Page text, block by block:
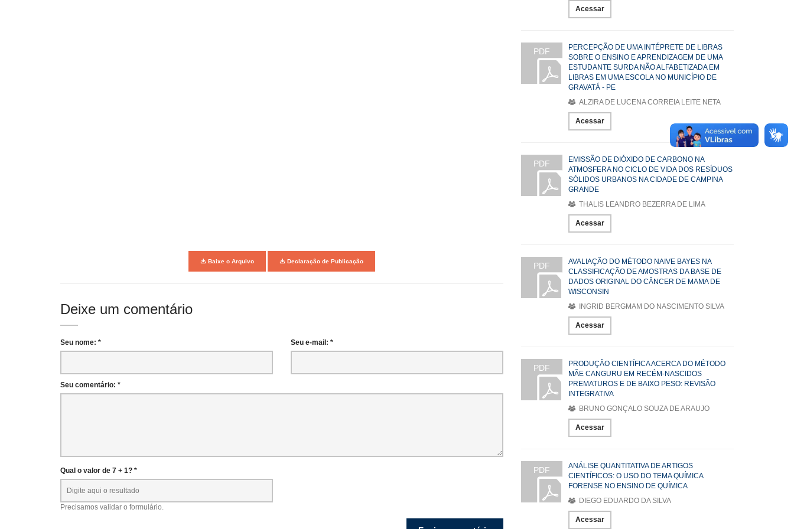
Baixe o Arquivo Declaração de Publicação
Deixe um comentário
Seu nome: * Seu e-mail: *
Seu comentário: *
Qual o valor de 7 + 1? *
Precisamos validar o formulário.
Acessar
PDF
PERCEPÇÃO DE UMA INTÉPRETE DE LIBRAS
SOBRE O ENSINO E APRENDIZAGEM DE UMA
ESTUDANTE SURDA NÃO ALFABETIZADA EM
LIBRAS EM UMA ESCOLA NO MUNICÍPIO DE
GRAVATÁ - PE
ALZIRA DE LUCENA CORREIA LEITE NETA
Acessar
PDF
EMISSÃO DE DIÓXIDO DE CARBONO NA
ATMOSFERA NO CICLO DE VIDA DOS RESÍDUOS
SÓLIDOS URBANOS NA CIDADE DE CAMPINA
GRANDE
THALIS LEANDRO BEZERRA DE LIMA
Acessar
PDF
AVALIAÇÃO DO MÉTODO NAIVE BAYES NA
CLASSIFICAÇÃO DE AMOSTRAS DA BASE DE
DADOS ORIGINAL DO CÂNCER DE MAMA DE
WISCONSIN
INGRID BERGMAM DO NASCIMENTO SILVA
Acessar
PDF
PRODUÇÃO CIENTÍFICA ACERCA DO MÉTODO
MÃE CANGURU EM RECÉM-NASCIDOS
PREMATUROS E DE BAIXO PESO: REVISÃO
INTEGRATIVA
BRUNO GONÇALO SOUZA DE ARAUJO
Acessar
PDF
ANÁLISE QUANTITATIVA DE ARTIGOS
CIENTÍFICOS: O USO DO TEMA QUÍMICA
FORENSE NO ENSINO DE QUÍMICA
DIEGO EDUARDO DA SILVA
Acessar